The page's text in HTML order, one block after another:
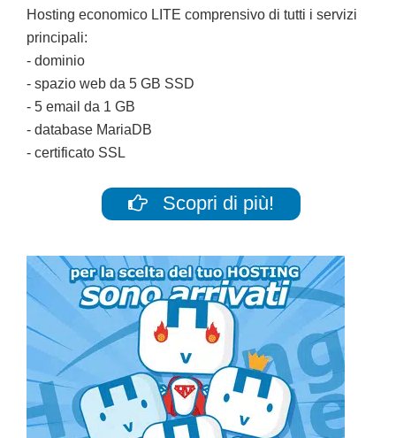
Hosting economico LITE comprensivo di tutti i servizi
principali:
- dominio
- spazio web da 5 GB SSD
- 5 email da 1 GB
- database MariaDB
- certificato SSL
Scopri di più!